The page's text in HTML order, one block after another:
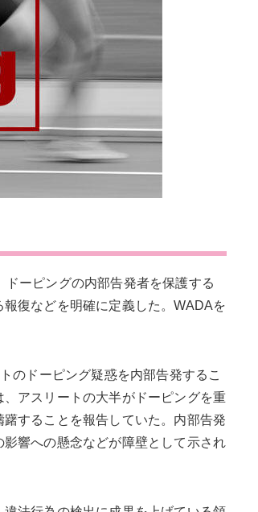
ーピングの内部告発者を保護する
復などを明確に定義した。WADAを
のドーピング疑惑を内部告発するこ
アスリートの大半がドーピングを重
することを報告していた。内部告発
響への懸念などが障壁として示され